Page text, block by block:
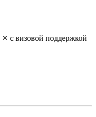
с визовой поддержкой